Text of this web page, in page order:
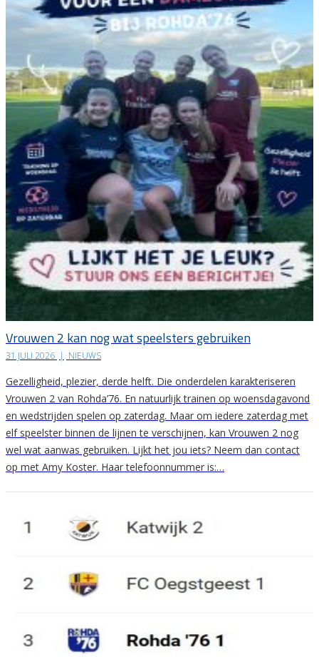
Vrouwen 2 kan nog wat speelsters gebruiken
31 JULI 2026 | NIEUWS
Gezelligheid, plezier, derde helft. Die onderdelen karakteriseren
Vrouwen 2 van Rohda’76. En natuurlijk trainen op woensdagavond
en wedstrijden spelen op zaterdag. Maar om iedere zaterdag met
elf speelster binnen de lijnen te verschijnen, kan Vrouwen 2 nog
wel wat aanwas gebruiken. Lijkt het jou iets? Neem dan contact
op met Amy Koster. Haar telefoonnummer is:…